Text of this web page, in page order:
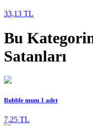
33,13 TL
Bu
Satanları
Bubble mum 1 adet
7,25 TL